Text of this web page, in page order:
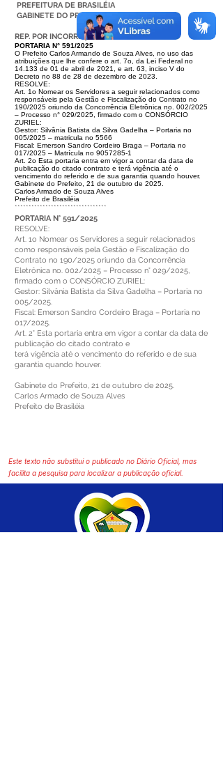
PREFEITURA DE BRASILÉIA
GABINETE DO PREFEITO
REP. POR INCORREÇÃO
PORTARIA N° 591/2025
O Prefeito Carlos Armando de Souza Alves, no uso das
atribuições que lhe confere o art. 7o, da Lei Federal no
14.133 de 01 de abril de 2021, e art. 63, inciso V do
Decreto no 88 de 28 de dezembro de 2023.
RESOLVE:
Art. 1o Nomear os Servidores a seguir relacionados como
responsáveis pela Gestão e Fiscalização do Contrato no
190/2025 oriundo da Concorrência Eletrônica no. 002/2025
– Processo n° 029/2025, firmado com o CONSÓRCIO
ZURIEL:
Gestor: Silvânia Batista da Silva Gadelha – Portaria no
005/2025 – matricula no 5566
Fiscal: Emerson Sandro Cordeiro Braga – Portaria no
017/2025 – Matrícula no 9057285-1
Art. 2o Esta portaria entra em vigor a contar da data de
publicação do citado contrato e terá vigência até o
vencimento do referido e de sua garantia quando houver.
Gabinete do Prefeito, 21 de outubro de 2025.
Carlos Armado de Souza Alves
Prefeito de Brasiléia
*********************************
PORTARIA N° 591/2025
RESOLVE:
Art. 1o Nomear os Servidores a seguir relacionados
como responsáveis pela Gestão e Fiscalização do
Contrato no 190/2025 oriundo da Concorrência
Eletrônica no. 002/2025 – Processo n° 029/2025,
firmado com o CONSÓRCIO ZURIEL:
Gestor: Silvânia Batista da Silva Gadelha – Portaria no
005/2025.
Fiscal: Emerson Sandro Cordeiro Braga – Portaria no
017/2025.
Art. 2° Esta portaria entra em vigor a contar da data de
publicação do citado contrato e
terá vigência até o vencimento do referido e de sua
garantia quando houver.
Gabinete do Prefeito, 21 de outubro de 2025.
Carlos Armado de Souza Alves
Prefeito de Brasiléia
Este texto não substitui o publicado no Diário Oficial, mas
facilita a pesquisa para localizar a publicação oficial.